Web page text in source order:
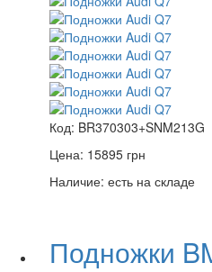
Код: BR370303+SNM213G
Цена: 15895 грн
Наличие: есть на складе
Подножки